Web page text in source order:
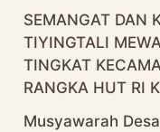
SEMANGAT DAN
TIYINGTALI
TINGKAT
RANGKA HUT RI
Musyawarah